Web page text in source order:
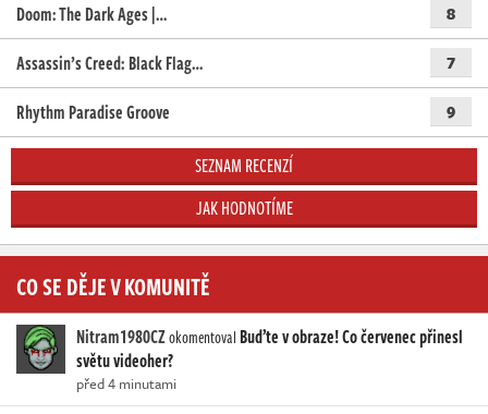
Doom: The Dark Ages |… 8
Assassin’s Creed: Black Flag… 7
Rhythm Paradise Groove 9
SEZNAM RECENZÍ
JAK HODNOTÍME
CO SE DĚJE V KOMUNITĚ
Nitram1980CZokomentoval Buďte v obraze! Co červenec přinesl
světu videoher?
před 4 minutami